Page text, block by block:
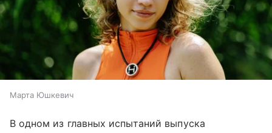
Марта Юшкевич
В одном из главных испытаний выпуска